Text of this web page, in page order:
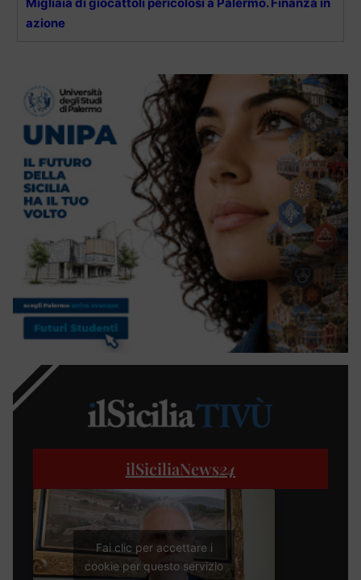
azione
ilSiciliaNews24
Fai clic per accettare i
cookie per questo servizio